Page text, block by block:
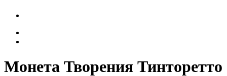
Монета Творения Тинторетто